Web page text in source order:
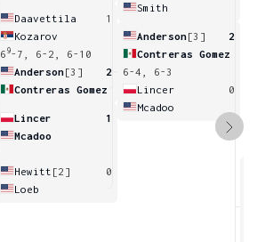
Daavettila
1
Kozarov
6 9-7, 6-2, 6-10
Anderson[3]
2
Contreras Gomez
Lincer
1
Mcadoo
Hewitt [2]
0
Loeb
Smith
Anderson[3]
2
Contreras Gomez
6-4, 6-3
Lincer
0
Mcadoo